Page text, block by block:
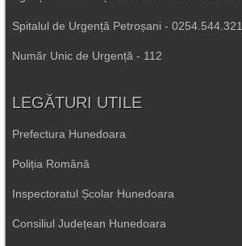
Spitalul de Urgență Petroșani - 0254.544.321
Număr Unic de Urgență - 112
LEGĂTURI UTILE
Prefectura Hunedoara
Poliția Română
Inspectoratul Școlar Hunedoara
Consiliul Județean Hunedoara